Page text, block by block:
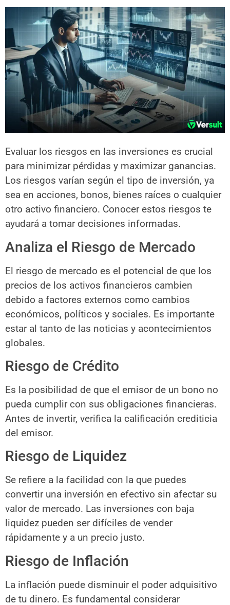
Evaluar los riesgos en las inversiones es crucial
para minimizar pérdidas y maximizar ganancias.
Los riesgos varían según el tipo de inversión, ya
sea en acciones, bonos, bienes raíces o cualquier
otro activo financiero. Conocer estos riesgos te
ayudará a tomar decisiones informadas.
Analiza el Riesgo de Mercado
El riesgo de mercado es el potencial de que los
precios de los activos financieros cambien
debido a factores externos como cambios
económicos, políticos y sociales. Es importante
estar al tanto de las noticias y acontecimientos
globales.
Riesgo de Crédito
Es la posibilidad de que el emisor de un bono no
pueda cumplir con sus obligaciones financieras.
Antes de invertir, verifica la calificación crediticia
del emisor.
Riesgo de Liquidez
Se refiere a la facilidad con la que puedes
convertir una inversión en efectivo sin afectar su
valor de mercado. Las inversiones con baja
liquidez pueden ser difíciles de vender
rápidamente y a un precio justo.
Riesgo de Inflación
La inflación puede disminuir el poder adquisitivo
de tu dinero. Es fundamental considerar